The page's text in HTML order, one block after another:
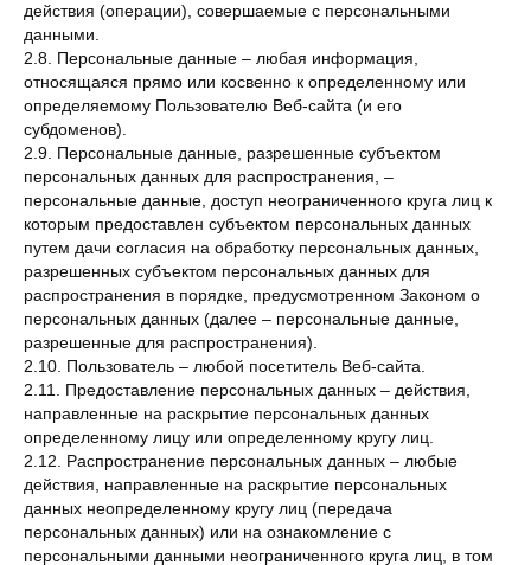
действия (операции), совершаемые с персональными
данными.
2.8. Персональные данные – любая информация,
относящаяся прямо или косвенно к определенному или
определяемому Пользователю Веб-сайта (и его
субдоменов).
2.9. Персональные данные, разрешенные субъектом
персональных данных для распространения, –
персональные данные, доступ неограниченного круга лиц к
которым предоставлен субъектом персональных данных
путем дачи согласия на обработку персональных данных,
разрешенных субъектом персональных данных для
распространения в порядке, предусмотренном Законом о
персональных данных (далее – персональные данные,
разрешенные для распространения).
2.10. Пользователь – любой посетитель Веб-сайта.
2.11. Предоставление персональных данных – действия,
направленные на раскрытие персональных данных
определенному лицу или определенному кругу лиц.
2.12. Распространение персональных данных – любые
действия, направленные на раскрытие персональных
данных неопределенному кругу лиц (передача
персональных данных) или на ознакомление с
персональными данными неограниченного круга лиц, в том